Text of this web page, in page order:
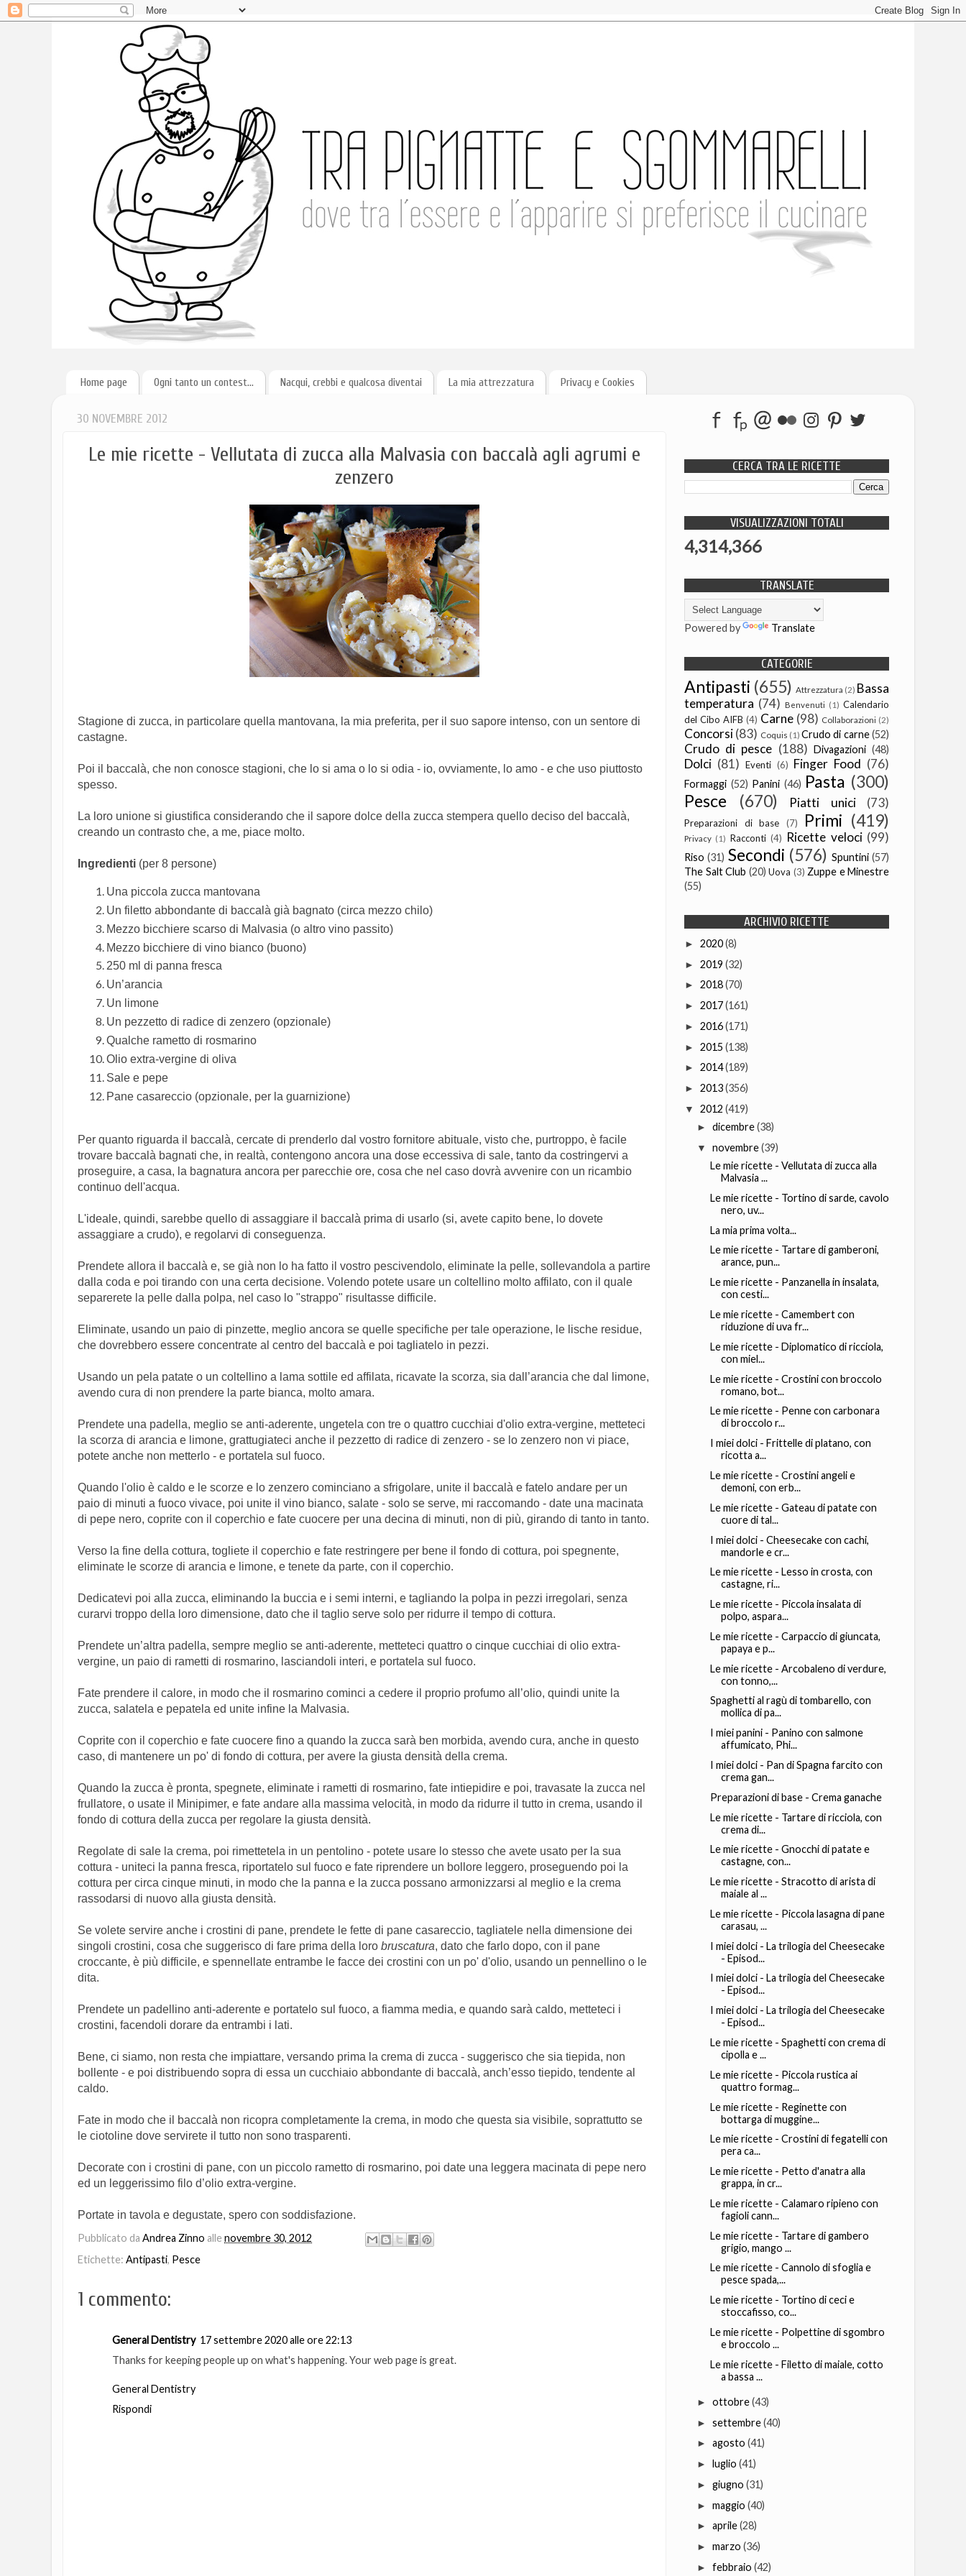
Home page Ogni tanto un contest... Nacqui, crebbi e qualcosa diventai La mia attrezzatura Privacy e Cookies
30 NOVEMBRE 2012
Le mie ricette - Vellutata di zucca alla Malvasia con baccalà agli agrumi e
zenzero
Stagione di zucca, in particolare quella mantovana, la mia preferita, per il suo sapore intenso, con un sentore di
castagne.
Poi il baccalà, che non conosce stagioni, che lo si ama o lo si odia - io, ovviamente, lo amo - e che uso piuttosto
spesso.
La loro unione si giustifica considerando che il sapore dolce della zucca stempera quello deciso del baccalà,
creando un contrasto che, a me, piace molto.
Ingredienti (per 8 persone)
Una piccola zucca mantovana
Un filetto abbondante di baccalà già bagnato (circa mezzo chilo)
Mezzo bicchiere scarso di Malvasia (o altro vino passito)
Mezzo bicchiere di vino bianco (buono)
250 ml di panna fresca
Un’arancia
Un limone
Un pezzetto di radice di zenzero (opzionale)
Qualche rametto di rosmarino
Olio extra-vergine di oliva
Sale e pepe
Pane casareccio (opzionale, per la guarnizione)
Per quanto riguarda il baccalà, cercate di prenderlo dal vostro fornitore abituale, visto che, purtroppo, è facile
trovare baccalà bagnati che, in realtà, contengono ancora una dose eccessiva di sale, tanto da costringervi a
proseguire, a casa, la bagnatura ancora per parecchie ore, cosa che nel caso dovrà avvenire con un ricambio
continuo dell'acqua.
L'ideale, quindi, sarebbe quello di assaggiare il baccalà prima di usarlo (si, avete capito bene, lo dovete
assaggiare a crudo), e regolarvi di conseguenza.
Prendete allora il baccalà e, se già non lo ha fatto il vostro pescivendolo, eliminate la pelle, sollevandola a partire
dalla coda e poi tirando con una certa decisione. Volendo potete usare un coltellino molto affilato, con il quale
separerete la pelle dalla polpa, nel caso lo "strappo" risultasse difficile.
Eliminate, usando un paio di pinzette, meglio ancora se quelle specifiche per tale operazione, le lische residue,
che dovrebbero essere concentrate al centro del baccalà e poi tagliatelo in pezzi.
Usando un pela patate o un coltellino a lama sottile ed affilata, ricavate la scorza, sia dall’arancia che dal limone,
avendo cura di non prendere la parte bianca, molto amara.
Prendete una padella, meglio se anti-aderente, ungetela con tre o quattro cucchiai d'olio extra-vergine, metteteci
la scorza di arancia e limone, grattugiateci anche il pezzetto di radice di zenzero - se lo zenzero non vi piace,
potete anche non metterlo - e portatela sul fuoco.
Quando l'olio è caldo e le scorze e lo zenzero cominciano a sfrigolare, unite il baccalà e fatelo andare per un
paio di minuti a fuoco vivace, poi unite il vino bianco, salate - solo se serve, mi raccomando - date una macinata
di pepe nero, coprite con il coperchio e fate cuocere per una decina di minuti, non di più, girando di tanto in tanto.
Verso la fine della cottura, togliete il coperchio e fate restringere per bene il fondo di cottura, poi spegnente,
eliminate le scorze di arancia e limone, e tenete da parte, con il coperchio.
Dedicatevi poi alla zucca, eliminando la buccia e i semi interni, e tagliando la polpa in pezzi irregolari, senza
curarvi troppo della loro dimensione, dato che il taglio serve solo per ridurre il tempo di cottura.
Prendete un’altra padella, sempre meglio se anti-aderente, metteteci quattro o cinque cucchiai di olio extra-
vergine, un paio di rametti di rosmarino, lasciandoli interi, e portatela sul fuoco.
Fate prendere il calore, in modo che il rosmarino cominci a cedere il proprio profumo all’olio, quindi unite la
zucca, salatela e pepatela ed unite infine la Malvasia.
Coprite con il coperchio e fate cuocere fino a quando la zucca sarà ben morbida, avendo cura, anche in questo
caso, di mantenere un po' di fondo di cottura, per avere la giusta densità della crema.
Quando la zucca è pronta, spegnete, eliminate i rametti di rosmarino, fate intiepidire e poi, travasate la zucca nel
frullatore, o usate il Minipimer, e fate andare alla massima velocità, in modo da ridurre il tutto in crema, usando il
fondo di cottura della zucca per regolare la giusta densità.
Regolate di sale la crema, poi rimettetela in un pentolino - potete usare lo stesso che avete usato per la sua
cottura - uniteci la panna fresca, riportatelo sul fuoco e fate riprendere un bollore leggero, proseguendo poi la
cottura per circa cinque minuti, in modo che la panna e la zucca possano armonizzarsi al meglio e la crema
rassodarsi di nuovo alla giusta densità.
Se volete servire anche i crostini di pane, prendete le fette di pane casareccio, tagliatele nella dimensione dei
singoli crostini, cosa che suggerisco di fare prima della loro bruscatura, dato che farlo dopo, con il pane
croccante, è più difficile, e spennellate entrambe le facce dei crostini con un po' d'olio, usando un pennellino o le
dita.
Prendete un padellino anti-aderente e portatelo sul fuoco, a fiamma media, e quando sarà caldo, metteteci i
crostini, facendoli dorare da entrambi i lati.
Bene, ci siamo, non resta che impiattare, versando prima la crema di zucca - suggerisco che sia tiepida, non
bollente - e poi distribuendo sopra di essa un cucchiaio abbondante di baccalà, anch’esso tiepido, tendente al
caldo.
Fate in modo che il baccalà non ricopra completamente la crema, in modo che questa sia visibile, soprattutto se
le ciotoline dove servirete il tutto non sono trasparenti.
Decorate con i crostini di pane, con un piccolo rametto di rosmarino, poi date una leggera macinata di pepe nero
ed un leggerissimo filo d’olio extra-vergine.
Portate in tavola e degustate, spero con soddisfazione.
Pubblicato da Andrea Zinno alle novembre 30, 2012
Etichette: Antipasti, Pesce
1 commento:
General Dentistry 17 settembre 2020 alle ore 22:13
Thanks for keeping people up on what's happening. Your web page is great.
General Dentistry
Rispondi
CERCA TRA LE RICETTE
VISUALIZZAZIONI TOTALI
4,314,366
TRANSLATE
Powered by Translate
CATEGORIE
Antipasti (655) Attrezzatura (2) Bassa
temperatura (74) Benvenuti (1) Calendario
del Cibo AIFB (4) Carne (98) Collaborazioni (2)
Concorsi(83) Coquis (1) Crudo di carne(52)
Crudo di pesce (188) Divagazioni (48)
Dolci (81) Eventi (6) Finger Food (76)
Formaggi (52) Panini (46) Pasta (300)
Pesce
(670) Piatti unici (73)
Preparazioni di base (7) Primi (419)
Privacy (1) Racconti (4) Ricette veloci (99)
Riso (31) Secondi (576) Spuntini (57)
The Salt Club (20) Uova (3) Zuppe e Minestre
(55)
ARCHIVIO RICETTE
► 2020(8)
► 2019 (32)
► 2018(70)
► 2017(161)
► 2016(171)
► 2015 (138)
► 2014(189)
► 2013(356)
▼ 2012 (419)
►dicembre(38)
▼novembre(39)
Le mie ricette - Vellutata di zucca alla
Malvasia ...
Le mie ricette - Tortino di sarde, cavolo
nero, uv...
La mia prima volta...
Le mie ricette - Tartare di gamberoni,
arance, pun...
Le mie ricette - Panzanella in insalata,
con cesti...
Le mie ricette - Camembert con
riduzione di uva fr...
Le mie ricette - Diplomatico di ricciola,
con miel...
Le mie ricette - Crostini con broccolo
romano, bot...
Le mie ricette - Penne con carbonara
di broccolo r...
I miei dolci - Frittelle di platano, con
ricotta a...
Le mie ricette - Crostini angeli e
demoni, con erb...
Le mie ricette - Gateau di patate con
cuore di tal...
I miei dolci - Cheesecake con cachi,
mandorle e cr...
Le mie ricette - Lesso in crosta, con
castagne, ri...
Le mie ricette - Piccola insalata di
polpo, aspara...
Le mie ricette - Carpaccio di giuncata,
papaya e p...
Le mie ricette - Arcobaleno di verdure,
con tonno,...
Spaghetti al ragù di tombarello, con
mollica di pa...
I miei panini - Panino con salmone
affumicato, Phi...
I miei dolci - Pan di Spagna farcito con
crema gan...
Preparazioni di base - Crema ganache
Le mie ricette - Tartare di ricciola, con
crema di...
Le mie ricette - Gnocchi di patate e
castagne, con...
Le mie ricette - Stracotto di arista di
maiale al ...
Le mie ricette - Piccola lasagna di pane
carasau, ...
I miei dolci - La trilogia del Cheesecake
- Episod...
I miei dolci - La trilogia del Cheesecake
- Episod...
I miei dolci - La trilogia del Cheesecake
- Episod...
Le mie ricette - Spaghetti con crema di
cipolla e ...
Le mie ricette - Piccola rustica ai
quattro formag...
Le mie ricette - Reginette con
bottarga di muggine...
Le mie ricette - Crostini di fegatelli con
pera ca...
Le mie ricette - Petto d'anatra alla
grappa, in cr...
Le mie ricette - Calamaro ripieno con
fagioli cann...
Le mie ricette - Tartare di gambero
grigio, mango ...
Le mie ricette - Cannolo di sfoglia e
pesce spada,...
Le mie ricette - Tortino di ceci e
stoccafisso, co...
Le mie ricette - Polpettine di sgombro
e broccolo ...
Le mie ricette - Filetto di maiale, cotto
a bassa ...
►ottobre(43)
►settembre(40)
►agosto(41)
► luglio(41)
►giugno(31)
►maggio(40)
►aprile(28)
►marzo(36)
►febbraio(42)